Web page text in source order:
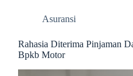
Asuransi
Rahasia Diterima Pinjaman
Bpkb Motor